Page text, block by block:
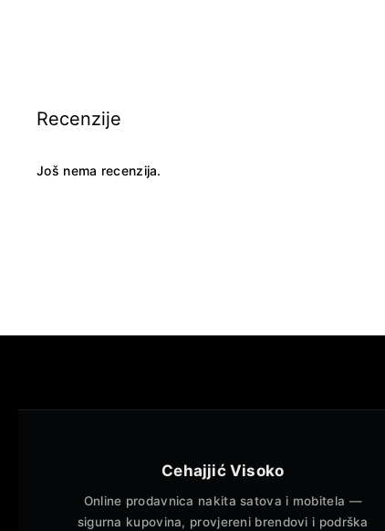
Recenzije
Još nema recenzija.
Cehajjić Visoko
Online prodavnica nakita satova i mobitela —
sigurna kupovina, provjereni brendovi i podrška